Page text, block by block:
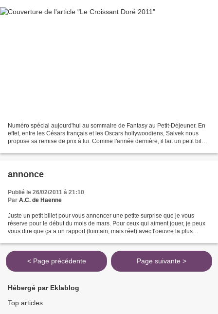
Numéro spécial aujourd'hui au sommaire de Fantasy au Petit-Déjeuner. En
effet, entre les Césars français et les Oscars hollywoodiens, Salvek nous
propose sa remise de prix à lui. Comme l'année dernière, il fait un petit bilan
annonce
Publié le 26/02/2011 à 21:10
Par A.C. de Haenne
Juste un petit billet pour vous annoncer une petite surprise que je vous
réserve pour le début du mois de mars. Pour ceux qui aiment jouer, je peux
vous dire que ça a un rapport (lointain, mais réel) avec l'oeuvre la plus
< Page précédente Page suivante >
Hébergé par Eklablog
Top articles